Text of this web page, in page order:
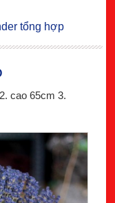
cao 65cm 3.
tổng hợp